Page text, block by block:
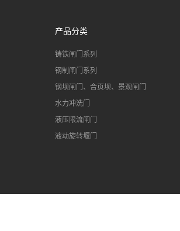
机闸一体式铸铁闸门
产品分类
铸铁闸门系列
钢制闸门系列
钢坝闸门、合页坝、景观闸门
水力冲洗门
液压限流闸门
液动旋转堰门